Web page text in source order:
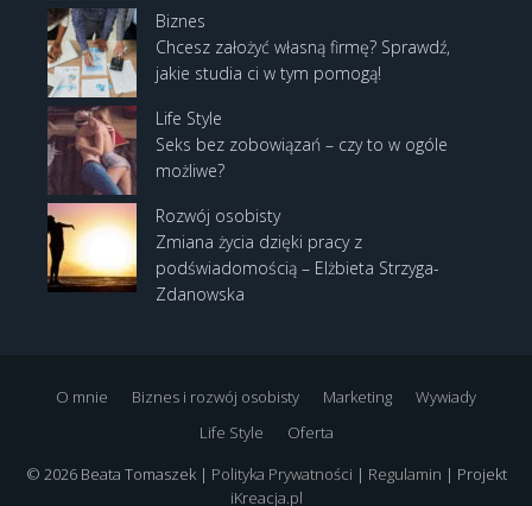
Biznes
Chcesz założyć własną firmę? Sprawdź,
jakie studia ci w tym pomogą!
Life Style
Seks bez zobowiązań – czy to w ogóle
możliwe?
Rozwój osobisty
Zmiana życia dzięki pracy z
podświadomością – Elżbieta Strzyga-
Zdanowska
O mnie Biznes i rozwój osobisty Marketing
Wywiady
Life Style
Oferta
© 2026 Beata Tomaszek | Polityka Prywatności | Regulamin | Projekt
iKreacja.pl